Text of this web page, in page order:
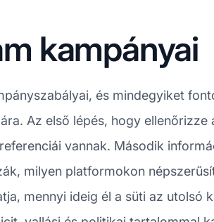
kampányai
és mindegyiket
Az első lépés, hogy
vannak. Második
milyen platformokon
mennyi ideig él a süti az utolsó